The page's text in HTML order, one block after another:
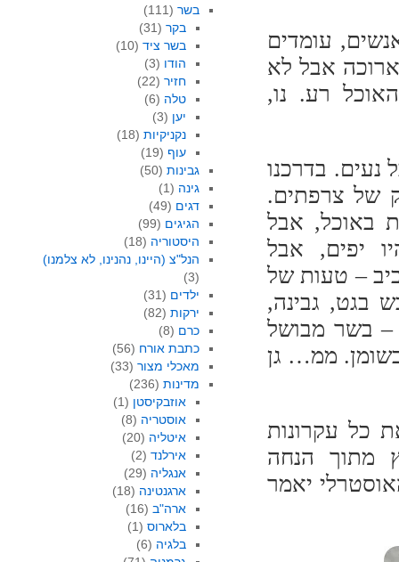
עומדים
אבל לא
רע. נו,
נעים. בדרכנו
של צרפתים.
באוכל, אבל
יפים, אבל
– טעות של
בגט, גבינה,
– בשר מבושל
ממ… גן
כל עקרונות
מתוך הנחה
יאמר
בשר(111)
בקר (31)
בשר ציד (10)
הודו (3)
חזיר (22)
טלה (6)
יען (3)
נקניקיות (18)
עוף (19)
גבינות(50)
גינה (1)
דגים (49)
הגיגים (99)
היסטוריה (18)
הנל"צ (היינו, נהנינו, לא צלמנו)
(3)
ילדים (31)
ירקות(82)
כרם (8)
כתבת אורח (56)
מאכלי מצור(33)
מדינות(236)
אוזבקיסטן (1)
אוסטריה (8)
איטליה (20)
אירלנד (2)
אנגליה (29)
ארגנטינה (18)
ארה"ב (16)
בלארוס (1)
בלגיה (6)